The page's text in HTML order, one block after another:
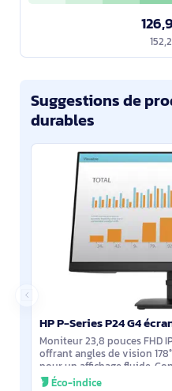
Suggestions de
durables
Moniteur 23,8 pouces FHD
offrant angles de vision
pour un affichage fluide.
1.2 et VGA. Mode Low Blue
Éco-indice